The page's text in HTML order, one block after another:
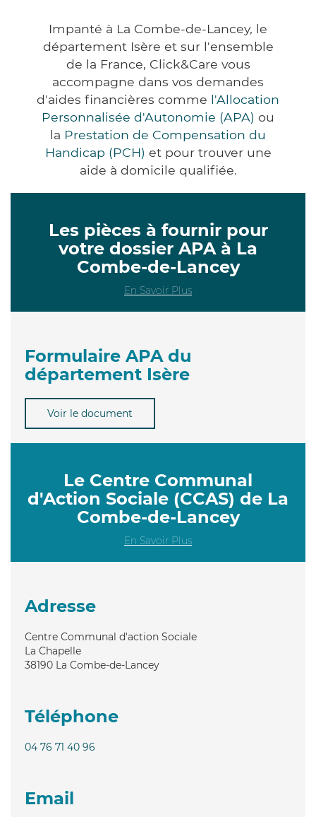
Impanté à La Combe-de-Lancey, le
département Isère et sur l'ensemble
de la France, Click&Care vous
accompagne dans vos demandes
d'aides financières comme l'Allocation
Personnalisée d'Autonomie (APA) ou
la Prestation de Compensation du
Handicap (PCH) et pour trouver une
aide à domicile qualifiée.
Les pièces à fournir pour
votre dossier APA à La
Combe-de-Lancey
En Savoir Plus
Formulaire APA du
département Isère
Voir le document
Le Centre Communal
d'Action Sociale (CCAS) de La
Combe-de-Lancey
En Savoir Plus
Adresse
Centre Communal d'action Sociale
La Chapelle
38190 La Combe-de-Lancey
Téléphone
04 76 71 40 96
Email